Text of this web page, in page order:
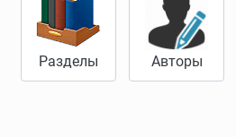
Разделы Авторы